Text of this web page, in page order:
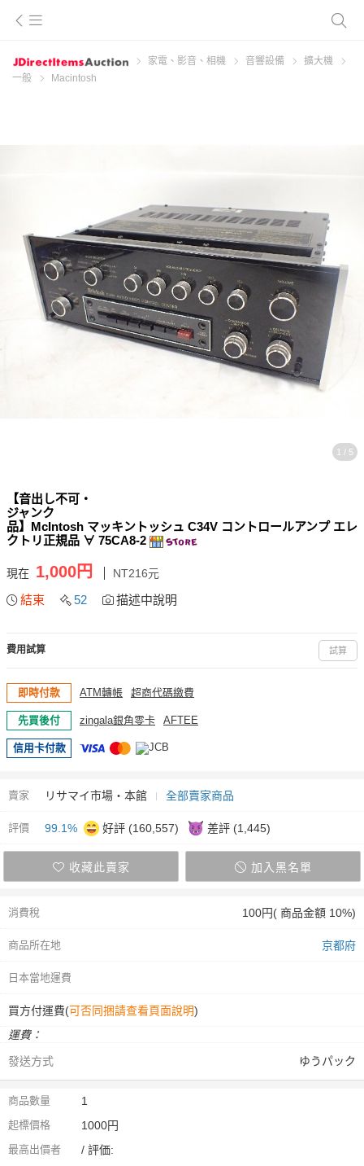
家電、影音、相機 音響設備
擴大機
一般
Macintosh
1 / 5
【音出し不可・
ジャンク
品】McIntosh マッキントッシュ C34V コントロールアンプ エレ
クトリ正規品 ∀ 75CA8-2
現在 1,000円 NT216元
結束 52 描述中說明
費用試算 試算
即時付款 ATM轉帳 超商代碼繳費
先買後付 zingala銀角零卡 AFTEE
信用卡付款
賣家 リサマイ市場・本館 全部賣家商品
評價 99.1% 好評 (160,557) 差評 (1,445)
收藏此賣家 加入黑名單
消費稅 100円( 商品金額 10%)
商品所在地 京都府
日本當地運費
買方付運費(可否同捆請查看頁面說明)
運費：
發送方式
ゆうパック
商品數量 1
起標價格 1000円
最高出價者 / 評価: